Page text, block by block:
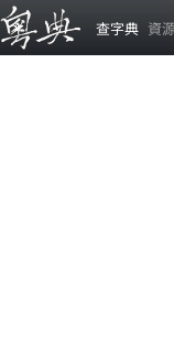
查字典 資